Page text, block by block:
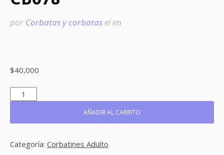
por Corbatas y corbatas elen
$40,000
CB078
CANTIDAD
AÑADIR AL CARRITO
Categoría: Corbatines Adulto